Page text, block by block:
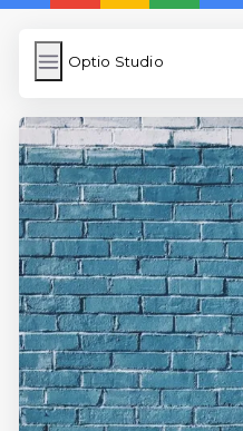
Optio Studio
Optio Studio
Subir Imagen
Wordpress Cache
Anasayfa
5 Günde İngilizce
İngilizce
Dil Eğitimi